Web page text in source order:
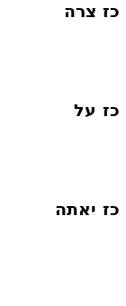
כז יאתה